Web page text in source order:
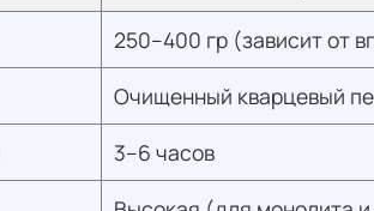
250–400 гр (зависит от
Очищенный кварцевый
3–6 часов